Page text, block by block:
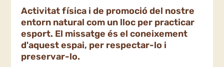
Activitat física i de promoció del nostre
entorn natural com un lloc per practicar
esport. El missatge és el coneixement
d'aquest espai, per respectar-lo i
preservar-lo.